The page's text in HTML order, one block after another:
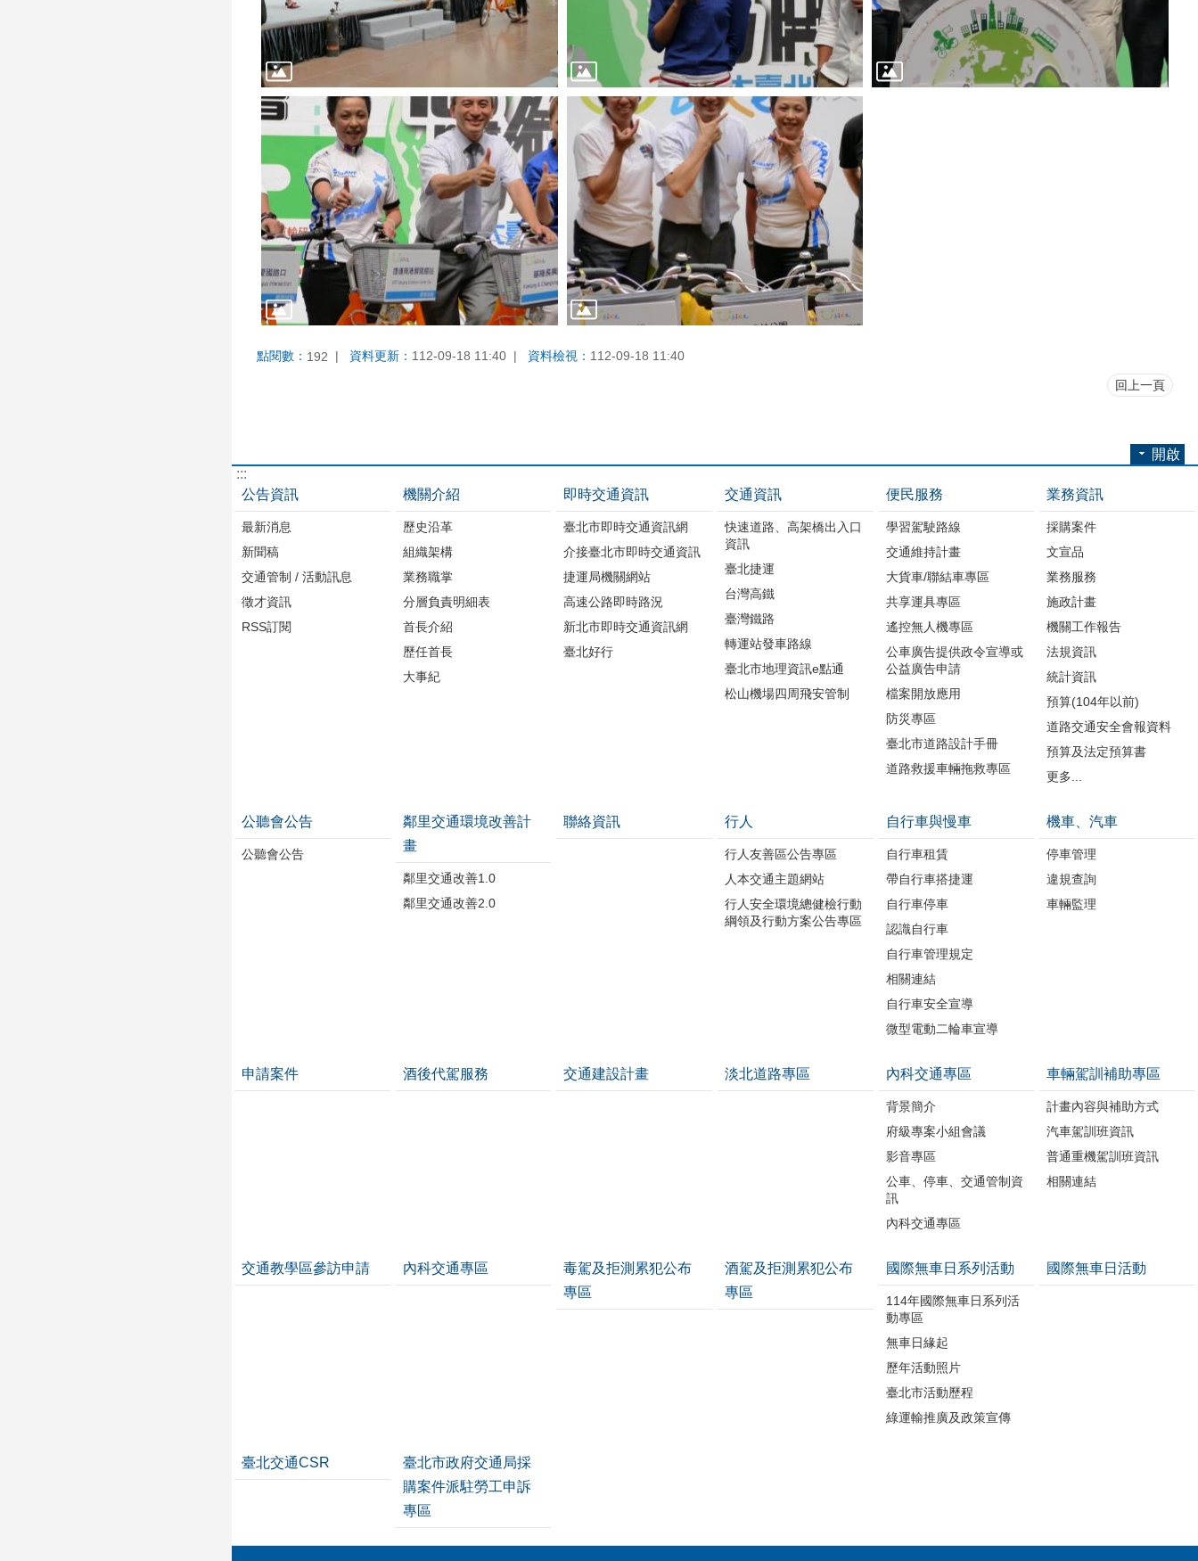
點閱數： 192 資料更新： 112-09-18 11:40 資料檢視： 112-09-18 11:40
回上一頁
開啟
:::
公告資訊
最新消息
新聞稿
交通管制 / 活動訊息
徵才資訊
RSS訂閱
機關介紹
歷史沿革
組織架構
業務職掌
分層負責明細表
首長介紹
歷任首長
大事紀
即時交通資訊
臺北市即時交通資訊網
介接臺北市即時交通資訊
捷運局機關網站
高速公路即時路況
新北市即時交通資訊網
臺北好行
交通資訊
快速道路、高架橋出入口
資訊
臺北捷運
台灣高鐵
臺灣鐵路
轉運站發車路線
臺北市地理資訊e點通
松山機場四周飛安管制
便民服務
學習駕駛路線
交通維持計畫
大貨車/聯結車專區
共享運具專區
遙控無人機專區
公車廣告提供政令宣導或
公益廣告申請
檔案開放應用
防災專區
臺北市道路設計手冊
道路救援車輛拖救專區
業務資訊
採購案件
文宣品
業務服務
施政計畫
機關工作報告
法規資訊
統計資訊
預算(104年以前)
道路交通安全會報資料
預算及法定預算書
更多...
公聽會公告
公聽會公告
鄰里交通環境改善計
畫
鄰里交通改善1.0
鄰里交通改善2.0
聯絡資訊 行人
行人友善區公告專區
人本交通主題網站
行人安全環境總健檢行動
綱領及行動方案公告專區
自行車與慢車
自行車租賃
帶自行車搭捷運
自行車停車
認識自行車
自行車管理規定
相關連結
自行車安全宣導
微型電動二輪車宣導
機車、汽車
停車管理
違規查詢
車輛監理
申請案件 酒後代駕服務 交通建設計畫 淡北道路專區 內科交通專區
背景簡介
府級專案小組會議
影音專區
公車、停車、交通管制資
訊
內科交通專區
車輛駕訓補助專區
計畫內容與補助方式
汽車駕訓班資訊
普通重機駕訓班資訊
相關連結
交通教學區參訪申請 內科交通專區
毒駕及拒測累犯公布
專區
酒駕及拒測累犯公布
專區
國際無車日系列活動
114年國際無車日系列活
動專區
無車日緣起
歷年活動照片
臺北市活動歷程
綠運輸推廣及政策宣傳
國際無車日活動
臺北交通CSR
臺北市政府交通局採
購案件派駐勞工申訴
專區